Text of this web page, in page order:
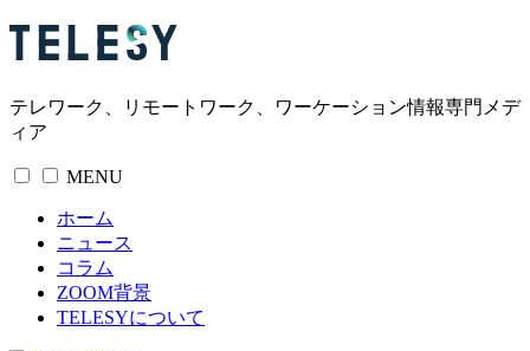
テレワーク、リモートワーク、ワーケーション情報専門メデ
ィア
MENU
ホーム
ニュース
コラム
ZOOM背景
TELESYについて